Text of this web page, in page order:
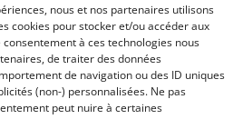
nous et nos partenaires utilisons
cookies pour stocker et/ou accéder aux
à ces technologies nous
de traiter des données
de navigation ou des ID uniques
(non-) personnalisées. Ne pas
peut nuire à certaines
45 000€